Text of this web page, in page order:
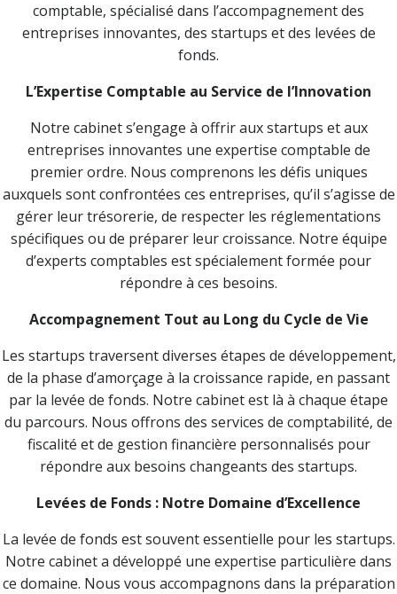
comptable, spécialisé dans l’accompagnement des
entreprises innovantes, des startups et des levées de
fonds.
L’Expertise Comptable au Service de l’Innovation
Notre cabinet s’engage à offrir aux startups et aux
entreprises innovantes une expertise comptable de
premier ordre. Nous comprenons les défis uniques
auxquels sont confrontées ces entreprises, qu’il s’agisse de
gérer leur trésorerie, de respecter les réglementations
spécifiques ou de préparer leur croissance. Notre équipe
d’experts comptables est spécialement formée pour
répondre à ces besoins.
Accompagnement Tout au Long du Cycle de Vie
Les startups traversent diverses étapes de développement,
de la phase d’amorçage à la croissance rapide, en passant
par la levée de fonds. Notre cabinet est là à chaque étape
du parcours. Nous offrons des services de comptabilité, de
fiscalité et de gestion financière personnalisés pour
répondre aux besoins changeants des startups.
Levées de Fonds : Notre Domaine d’Excellence
La levée de fonds est souvent essentielle pour les startups.
Notre cabinet a développé une expertise particulière dans
ce domaine. Nous vous accompagnons dans la préparation